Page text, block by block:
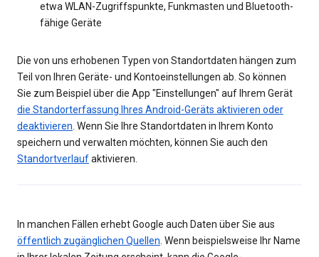
etwa WLAN-Zugriffspunkte, Funkmasten und Bluetooth-
fähige Geräte
Die von uns erhobenen Typen von Standortdaten hängen zum
Teil von Ihren Geräte- und Kontoeinstellungen ab. So können
Sie zum Beispiel über die App "Einstellungen" auf Ihrem Gerät
die Standorterfassung Ihres Android-Geräts aktivieren oder
deaktivieren. Wenn Sie Ihre Standortdaten in Ihrem Konto
speichern und verwalten möchten, können Sie auch den
Standortverlaufaktivieren.
In manchen Fällen erhebt Google auch Daten über Sie aus
öffentlich zugänglichen Quellen. Wenn beispielsweise Ihr Name